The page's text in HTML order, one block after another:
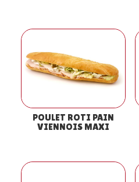
POULET ROTI PAIN
VIENNOIS MAXI